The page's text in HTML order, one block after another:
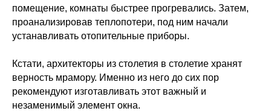
помещение, комнаты быстрее прогревались. Затем,
проанализировав теплопотери, под ним начали
устанавливать отопительные приборы.
Кстати, архитекторы из столетия в столетие хранят
верность мрамору. Именно из него до сих пор
рекомендуют изготавливать этот важный и
незаменимый элемент окна.